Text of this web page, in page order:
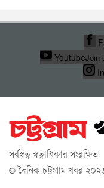
YoutubeJoin
সর্বস্বত্ব স্বত্বাধিকার সংরক্ষিত
© দৈনিক চট্টগ্রাম খবর